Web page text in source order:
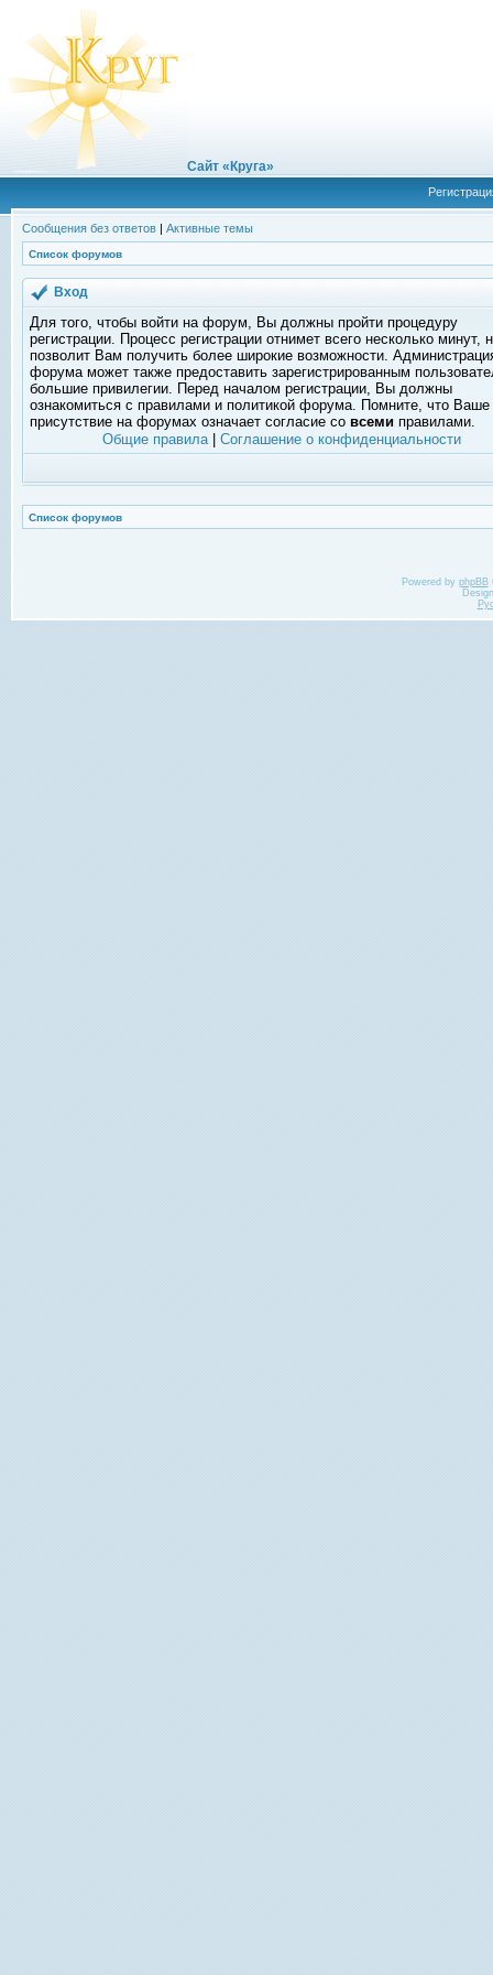
Сайт «Круга»
Сообщения без ответов | Активные темы
Список форумов
Вход
Для того, чтобы войти на форум, Вы должны пройти процедуру
регистрации. Процесс регистрации отнимет всего несколько минут,
позволит Вам получить более широкие возможности.
форума может также предоставить зарегистрированным
большие привилегии. Перед началом регистрации, Вы должны
ознакомиться с правилами и политикой форума. Помните, что Ваше
присутствие на форумах означает согласие со всеми правилами.
Общие правила| Соглашение о конфиденциальности
Список форумов
Powered by phpBB